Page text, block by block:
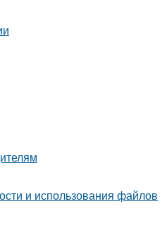
и использования файлов